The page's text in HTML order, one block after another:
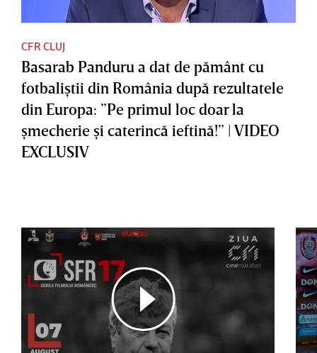
CFR CLUJ
Basarab Panduru a dat de pământ cu
fotbaliştii din România după rezultatele
din Europa: ”Pe primul loc doar la
şmecherie şi caterincă ieftină!” | VIDEO
EXCLUSIV